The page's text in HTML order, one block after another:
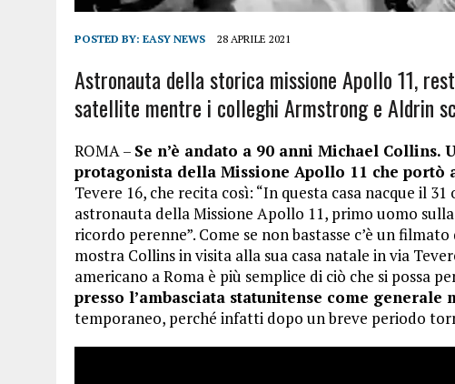
POSTED BY: EASY NEWS 28 APRILE 2021
Astronauta della storica missione Apollo 11,
satellite mentre i colleghi Armstrong e Aldrin
ROMA – Se n’è andato a 90 anni Michael
protagonista della Missione Apollo 11 che portò
Tevere 16, che recita così: “In questa casa nacque il
astronauta della Missione Apollo 11, primo uomo
ricordo perenne”. Come se non bastasse c’è un
mostra Collins in visita alla sua casa natale in via
americano a Roma è più semplice di ciò che si possa
presso l’ambasciata statunitense come generale
temporaneo, perché infatti dopo un breve periodo